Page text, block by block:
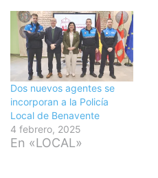
Dos nuevos agentes se
incorporan a la Policía
Local de Benavente
4 febrero, 2025
En «LOCAL»